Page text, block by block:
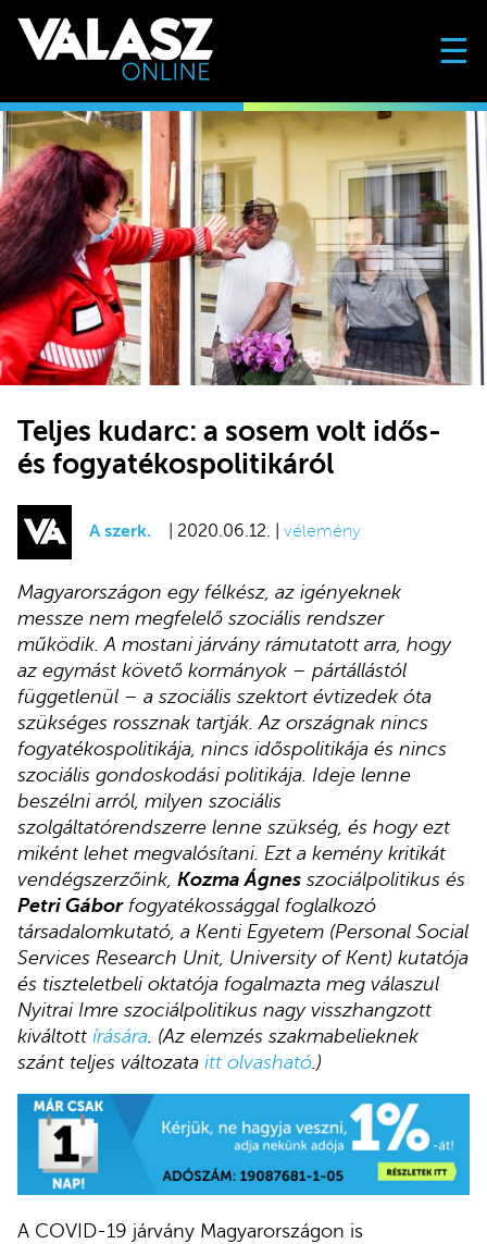
☰
Teljes kudarc: a sosem volt idős-
és fogyatékospolitikáról
A szerk. | 2020.06.12. | vélemény
Magyarországon egy félkész, az igényeknek
messze nem megfelelő szociális rendszer
működik. A mostani járvány rámutatott arra, hogy
az egymást követő kormányok – pártállástól
függetlenül – a szociális szektort évtizedek óta
szükséges rossznak tartják. Az országnak nincs
fogyatékospolitikája, nincs időspolitikája és nincs
szociális gondoskodási politikája. Ideje lenne
beszélni arról, milyen szociális
szolgáltatórendszerre lenne szükség, és hogy ezt
miként lehet megvalósítani. Ezt a kemény kritikát
vendégszerzőink, Kozma Ágnes szociálpolitikus és
Petri Gáborfogyatékossággal foglalkozó
társadalomkutató, a Kenti Egyetem (Personal Social
Services Research Unit, University of Kent) kutatója
és tiszteletbeli oktatója fogalmazta meg válaszul
Nyitrai Imre szociálpolitikus nagy visszhangzott
kiváltott írására . (Az elemzés szakmabelieknek
szánt teljes változata itt olvasható .)
A COVID-19 járvány Magyarországon is